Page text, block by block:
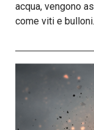
acqua, vengono
come viti e bulloni.